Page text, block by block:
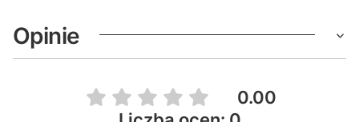
Opinie
0.00